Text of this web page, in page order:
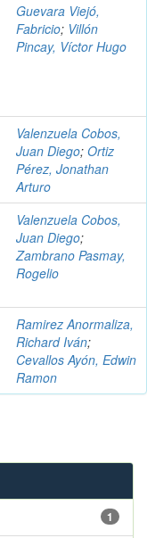
Guevara Viejó,
Fabricio; Villón
Pincay, Víctor Hugo
Valenzuela Cobos,
Juan Diego; Ortiz
Pérez, Jonathan
Arturo
Valenzuela Cobos,
Juan Diego;
Zambrano Pasmay,
Rogelio
Ramirez Anormaliza,
Richard Iván;
Cevallos Ayón, Edwin
Ramon
1